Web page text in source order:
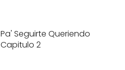
Pa' Seguirte Queriendo
Capitulo 2